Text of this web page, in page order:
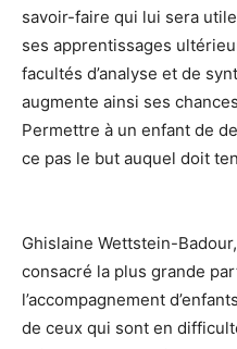
savoir-faire qui lui sera
ses apprentissages
facultés d’analyse et de
augmente ainsi ses
Permettre à un enfant de
ce pas le but auquel doit
Ghislaine Wettstein-
consacré la plus grande
l’accompagnement
de ceux qui sont en